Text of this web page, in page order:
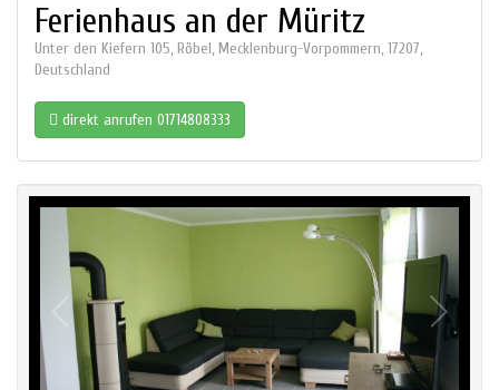
Ferienhaus an der Müritz
Unter den Kiefern 105, Röbel, Mecklenburg-Vorpommern,17207,
Deutschland
direkt anrufen 01714808333